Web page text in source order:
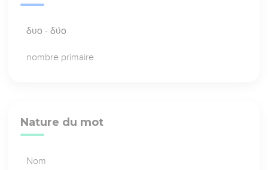
δυο - δύο
nombre primaire
Nature du mot
Nom